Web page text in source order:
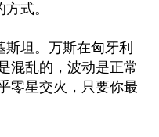
式。
坦。万斯在匈牙利
混乱的，波动是正常
零星交火，只要你最